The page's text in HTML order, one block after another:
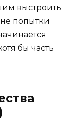
выстроить
попытки
бы часть